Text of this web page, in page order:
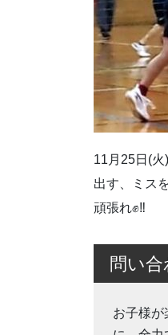
11月25日(
出す、ミス
頑張れ✊‼️
問い合
お子様が